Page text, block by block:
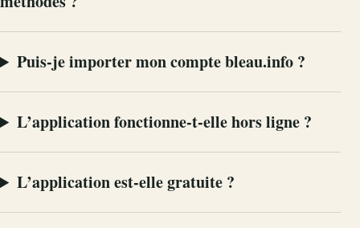
Puis-je importer mon compte bleau.info ?
L’application fonctionne-t-elle hors ligne ?
L’application est-elle gratuite ?